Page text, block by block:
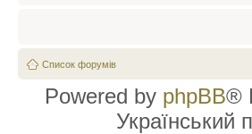
Список форумів
Powered by phpBB®